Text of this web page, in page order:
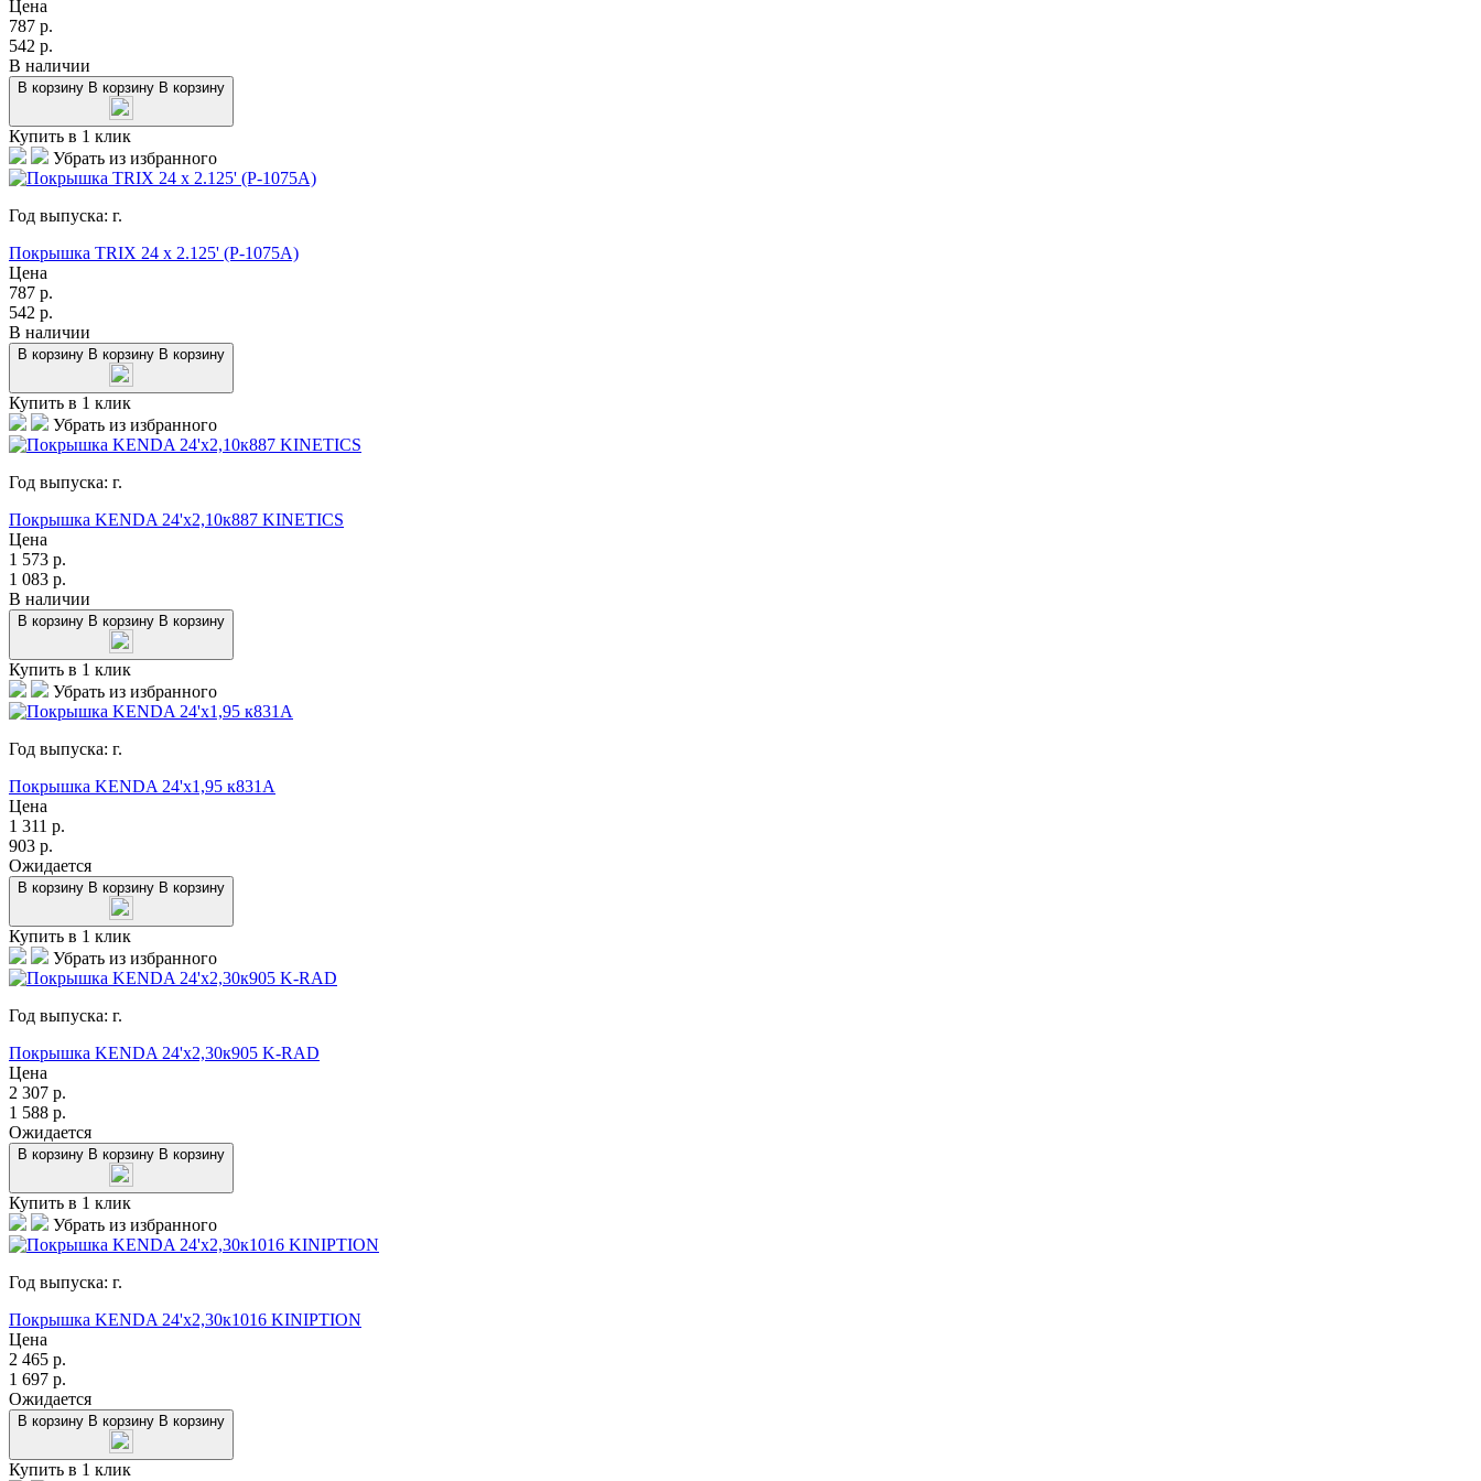
Цена
787 р.
542 р.
В наличии
В корзину В корзину В корзину
Купить в 1 клик
Убрать из избранного
Год выпуска: г.
Покрышка TRIX 24 x 2.125' (P-1075A)
Цена
787 р.
542 р.
В наличии
В корзину В корзину В корзину
Купить в 1 клик
Убрать из избранного
Год выпуска: г.
Покрышка KENDA 24'х2,10к887 KINETICS
Цена
1 573 р.
1 083 р.
В наличии
В корзину В корзину В корзину
Купить в 1 клик
Убрать из избранного
Год выпуска: г.
Покрышка KENDA 24'х1,95 к831A
Цена
1 311 р.
903 р.
Ожидается
В корзину В корзину В корзину
Купить в 1 клик
Убрать из избранного
Год выпуска: г.
Покрышка KENDA 24'х2,30к905 K-RAD
Цена
2 307 р.
1 588 р.
Ожидается
В корзину В корзину В корзину
Купить в 1 клик
Убрать из избранного
Год выпуска: г.
Покрышка KENDA 24'х2,30к1016 KINIPTION
Цена
2 465 р.
1 697 р.
Ожидается
В корзину В корзину В корзину
Купить в 1 клик